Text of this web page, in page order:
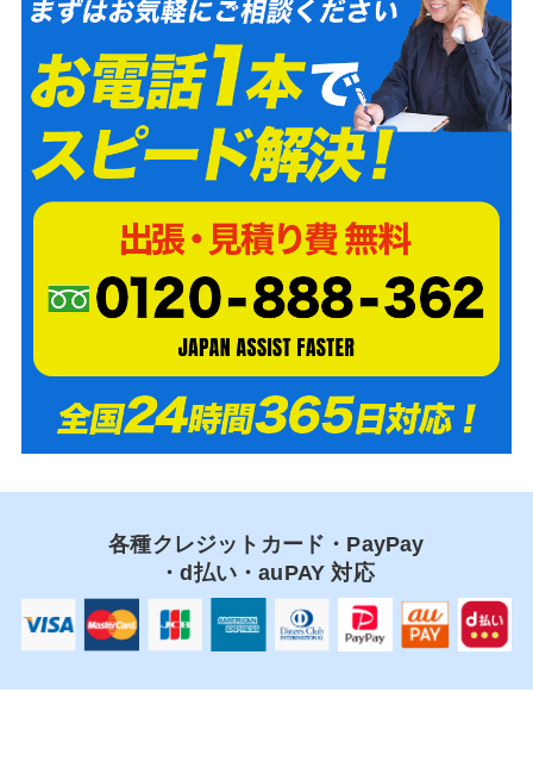
各種クレジットカード・PayPay
・d払い・auPAY 対応